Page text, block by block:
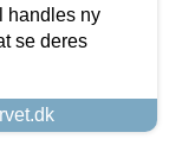
handles ny
se deres